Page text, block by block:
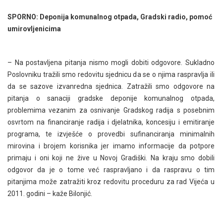
SPORNO: Deponija komunalnog otpada, Gradski radio, pomoć
umirovljenicima
– Na postavljena pitanja nismo mogli dobiti odgovore. Sukladno
Poslovniku tražili smo redovitu sjednicu da se o njima raspravlja ili
da se sazove izvanredna sjednica. Zatražili smo odgovore na
pitanja o sanaciji gradske deponije komunalnog otpada,
problemima vezanim za osnivanje Gradskog radija s posebnim
osvrtom na financiranje radija i djelatnika, koncesiju i emitiranje
programa, te izvješće o provedbi sufinanciranja minimalnih
mirovina i brojem korisnika jer imamo informacije da potpore
primaju i oni koji ne žive u Novoj Gradiški. Na kraju smo dobili
odgovor da je o tome već raspravljano i da raspravu o tim
pitanjima može zatražiti kroz redovitu proceduru za rad Vijeća u
2011. godini – kaže Bilonjić.